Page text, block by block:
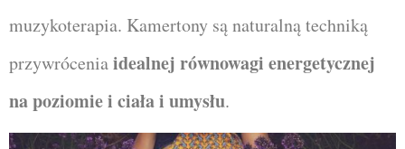
muzykoterapia. Kamertony są naturalną techniką
przywróceniaidealnej równowagi energetycznej
na poziomie i ciała i umysłu.